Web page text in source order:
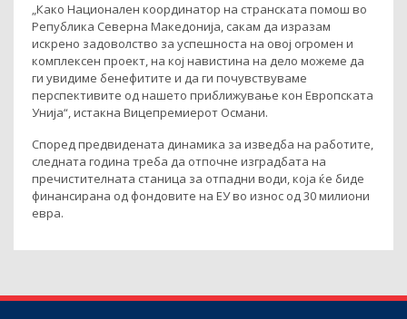
„Како Национален координатор на странската помош во
Република Северна Македонија, сакам да изразам
искрено задоволство за успешноста на овој огромен и
комплексен проект, на кој навистина на дело можеме да
ги увидиме бенефитите и да ги почувствуваме
перспективите од нашето приближување кон Европската
Унија“, истакна Вицепремиерот Османи.
Според предвидената динамика за изведба на работите,
следната година треба да отпочне изградбата на
пречистителната станица за отпадни води, која ќе биде
финансирана од фондовите на ЕУ во износ од 30 милиони
евра.